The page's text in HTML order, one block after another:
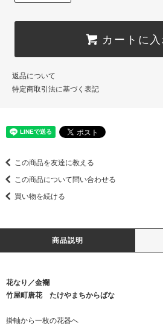
カートに
返品について
特定商取引法に基づく表記
この商品を友達に教える
この商品について問い合わせる
買い物を続ける
商品説明
花なり／金襴
竹屋町唐花 たけやまちからばな
掛軸から一枚の花器へ